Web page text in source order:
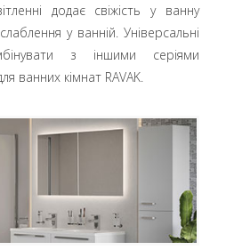
додає свіжість у ванну
у ванній. Універсальні
з іншими серіями
ванних кімнат RAVAK.